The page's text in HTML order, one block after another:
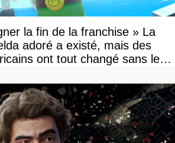
la fin de la franchise » La
adoré a existé, mais des
ont tout changé sans le